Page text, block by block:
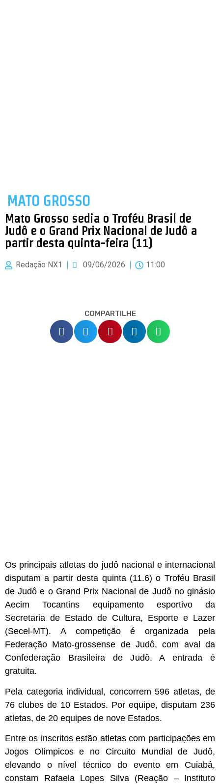
MATO GROSSO
Mato Grosso sedia o Troféu Brasil de
Judô e o Grand Prix Nacional de Judô a
partir desta quinta-feira (11)
Redação NX1 09/06/2026 11:00
COMPARTILHE
Os principais atletas do judô nacional e internacional
disputam a partir desta quinta (11.6) o Troféu Brasil
de Judô e o Grand Prix Nacional de Judô no ginásio
Aecim Tocantins equipamento esportivo da
Secretaria de Estado de Cultura, Esporte e Lazer
(Secel-MT). A competição é organizada pela
Federação Mato-grossense de Judô, com aval da
Confederação Brasileira de Judô. A entrada é
gratuita.
Pela categoria individual, concorrem 596 atletas, de
76 clubes de 10 Estados. Por equipe, disputam 236
atletas, de 20 equipes de nove Estados.
Entre os inscritos estão atletas com participações em
Jogos Olímpicos e no Circuito Mundial de Judô,
elevando o nível técnico do evento em Cuiabá,
constam Rafaela Lopes Silva (Reação – Instituto